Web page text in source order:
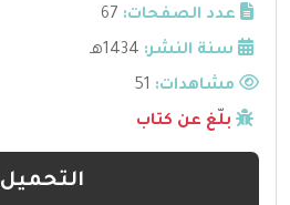
عدد الصفحات: 67
سنة النشر: 1434هـ
مشاهدات:
بلّغ عن كتاب
التحميل